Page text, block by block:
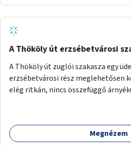
sok gyerekkel közlekedő szülőt látni
iskola, óvoda a környéken. Dupla
fényvisszaverős táblákkal, az
ötletet.
A Thököly út erzsébetvárosi
A Thököly út zuglói szakasza egy
erzsébetvárosi rész meglehetősen
elég ritkán, nincs összefüggő
szükség.
Megnézem